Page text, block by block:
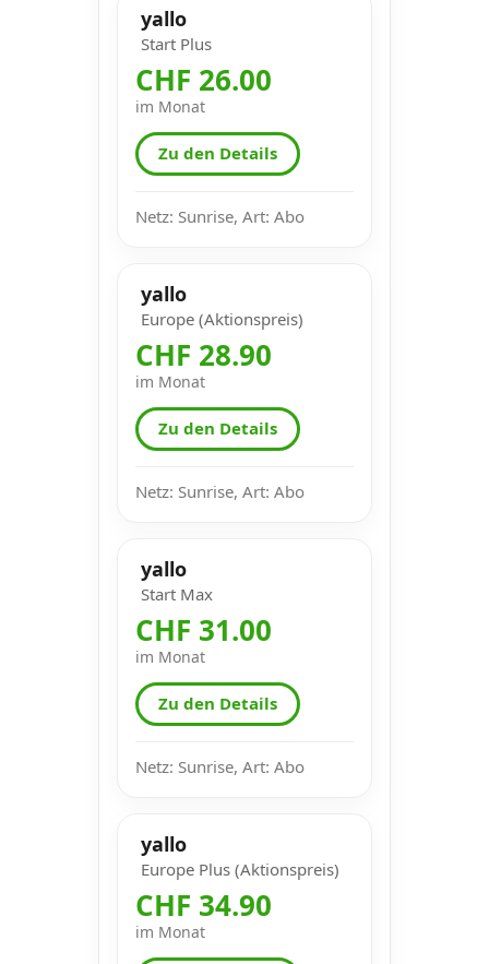
yallo
Start Plus
CHF 26.00
im Monat
Zu den Details
Netz: Sunrise, Art: Abo
yallo
Europe (Aktionspreis)
CHF 28.90
im Monat
Zu den Details
Netz: Sunrise, Art: Abo
yallo
Start Max
CHF 31.00
im Monat
Zu den Details
Netz: Sunrise, Art: Abo
yallo
Europe Plus (Aktionspreis)
CHF 34.90
im Monat